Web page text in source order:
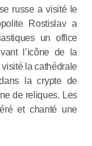
russe a visité le
Rostislav a
un office
l’icône de la
la cathédrale
la crypte de
de reliques. Les
et chanté une